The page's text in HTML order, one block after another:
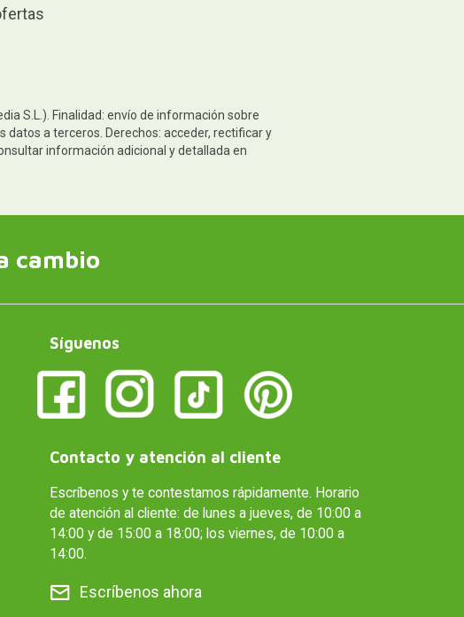
S.L.). Finalidad: envío de información sobre
a terceros. Derechos: acceder, rectificar y
información adicional y detallada en
cambio
Síguenos
Contacto y atención al cliente
Escríbenos y te contestamos rápidamente. Horario
de atención al cliente: de lunes a jueves, de 10:00 a
14:00 y de 15:00 a 18:00; los viernes, de 10:00 a
14:00.
Escríbenos ahora